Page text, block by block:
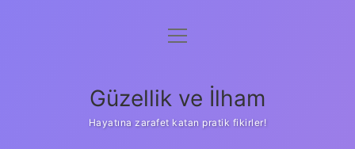
Anasayfa
Yasal Uyarı
menüyü
Güzellik ve İlham
Hayatına zarafet katan pratik fikirler!